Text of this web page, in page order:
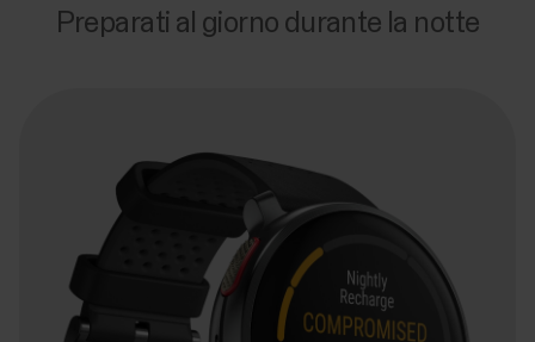
Preparati al giorno durante la notte